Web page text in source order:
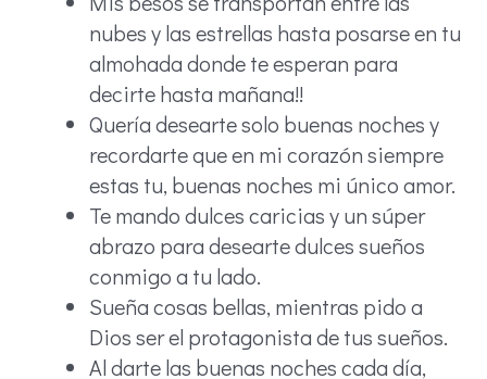
nubes y las estrellas hasta posarse en tu
almohada donde te esperan para
decirte hasta mañana!!
Quería desearte solo buenas noches y
recordarte que en mi corazón siempre
estas tu, buenas noches mi único amor.
Te mando dulces caricias y un súper
abrazo para desearte dulces sueños
conmigo a tu lado.
Sueña cosas bellas, mientras pido a
Dios ser el protagonista de tus sueños.
Al darte las buenas noches cada día,